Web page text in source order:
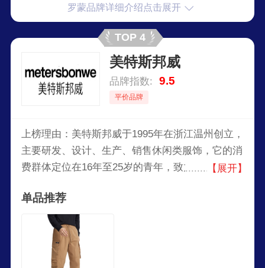
罗蒙品牌详细介绍点击展开
TOP 4
美特斯邦威
品牌指数: 9.5
平价品牌
上榜理由：美特斯邦威于1995年在浙江温州创立，
主要研发、设计、生产、销售休闲类服饰，它的消
费群体定位在16年至25岁的青年，致力于打造“一
的价格”，建立起充满青春活力和富有个性时尚的
品牌形象，公司旗下有多个品牌，主要经营模式
为“生产外包、直营销售与特许经营相结合”。2008
年在深圳证交所上市。
【展开】
单品推荐